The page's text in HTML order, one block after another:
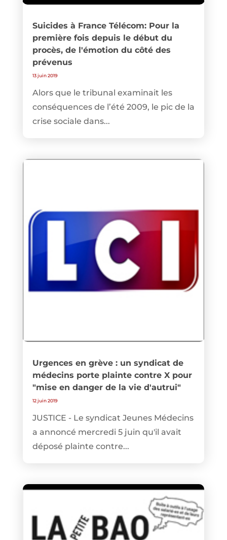
Suicides à France Télécom: Pour la
première fois depuis le début du
procès, de l'émotion du côté des
prévenus
13 juin 2019
Alors que le tribunal examinait les
conséquences de l’été 2009, le pic de la
crise sociale dans...
Urgences en grève : un syndicat de
médecins porte plainte contre X pour
"mise en danger de la vie d'autrui"
12 juin 2019
JUSTICE - Le syndicat Jeunes Médecins
a annoncé mercredi 5 juin qu'il avait
déposé plainte contre...